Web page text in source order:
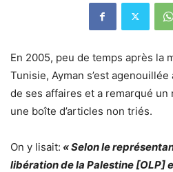
En 2005, peu de temps après la
Tunisie, Ayman s’est
de ses affaires et a remarqué
une boîte d’articles non triés.
On y lisait: « Selon le
libération de la Palestine [OLP]